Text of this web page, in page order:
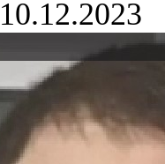
10.12.2023